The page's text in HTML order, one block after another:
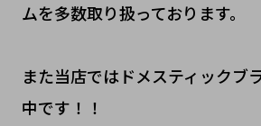
ムを多数取り扱っております。
また当店ではドメスティックブ
中です！！